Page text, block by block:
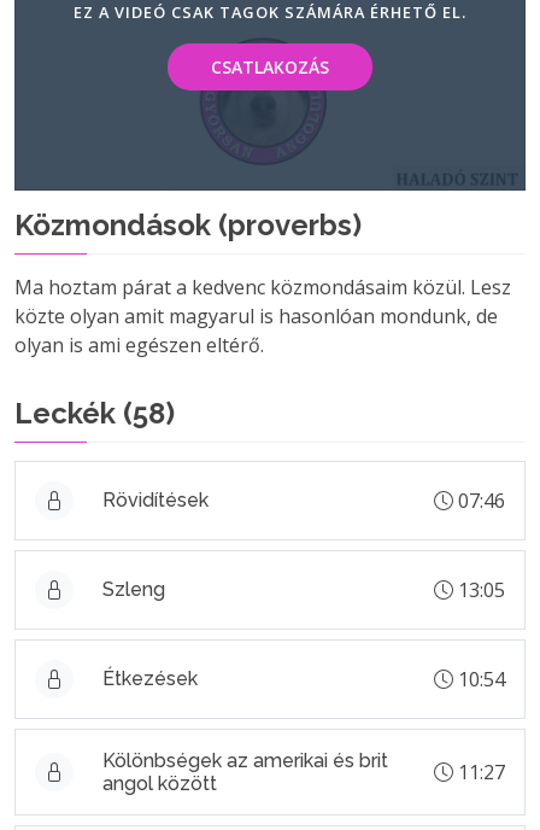
EZ A VIDEÓ CSAK TAGOK SZÁMÁRA ÉRHETŐ EL.
CSATLAKOZÁS
Közmondások (proverbs)
Ma hoztam párat a kedvenc közmondásaim közül. Lesz
közte olyan amit magyarul is hasonlóan mondunk, de
olyan is ami egészen eltérő.
Leckék (58)
Rövidítések 07:46
Szleng 13:05
Étkezések 10:54
Kölönbségek az amerikai és brit
angol között
11:27